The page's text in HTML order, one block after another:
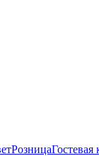
РозницаГостевая